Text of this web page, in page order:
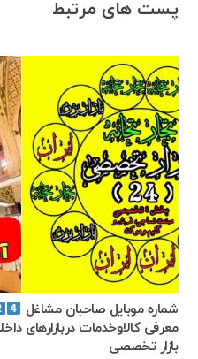
پست های مرتبط
شماره موبایل صاحبان مشاغل
معرفی کالاوخدمات دربازارهای
بازار تخصصی